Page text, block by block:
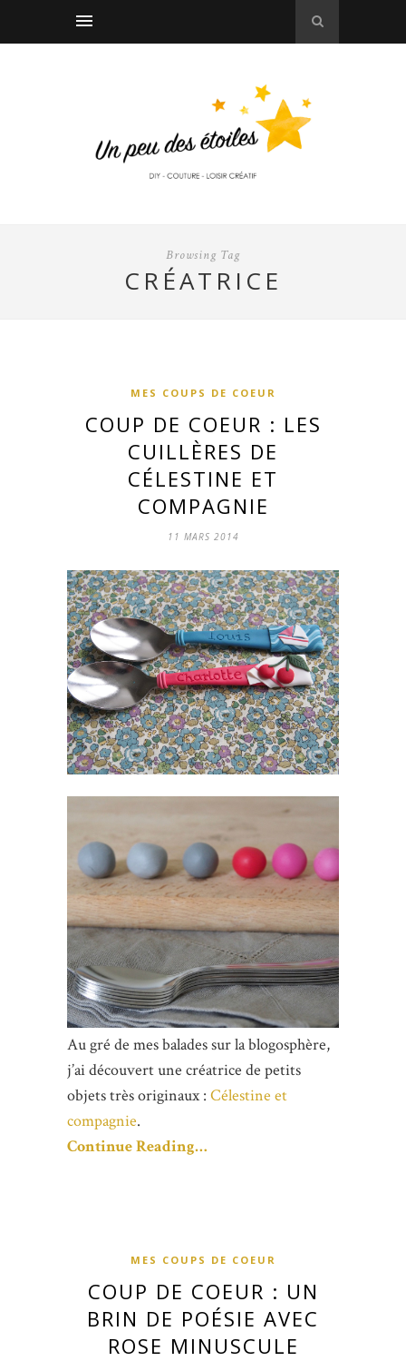
Browsing Tag
CRÉATRICE
MES COUPS DE COEUR
COUP DE COEUR : LES
CUILLÈRES DE
CÉLESTINE ET
COMPAGNIE
11 MARS 2014
Au gré de mes balades sur la blogosphère,
j’ai découvert une créatrice de petits
objets très originaux : Célestine et
compagnie.
Continue Reading…
MES COUPS DE COEUR
COUP DE COEUR : UN
BRIN DE POÉSIE AVEC
ROSE MINUSCULE